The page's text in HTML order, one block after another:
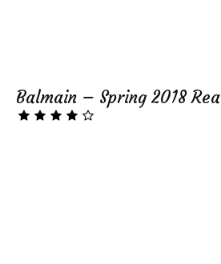
Balmain – Spring 2018